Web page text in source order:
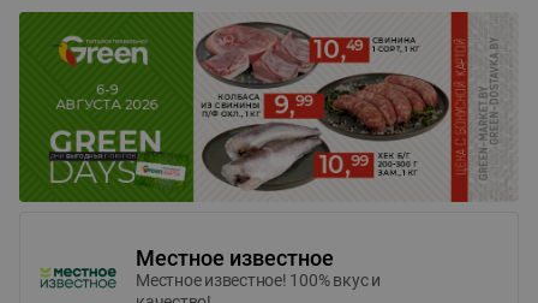
Местное известное
Местное известное! 100% вкус и